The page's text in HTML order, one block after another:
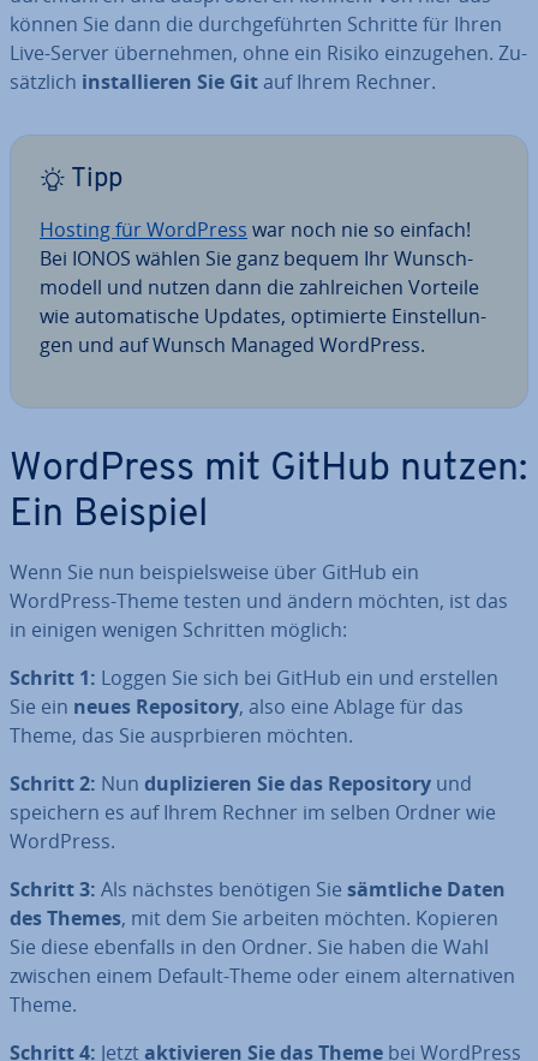
können Sie dann die durch­ge­führ­ten Schritte für Ihren
Live-Server über­neh­men, ohne ein Risiko ein­zu­ge­hen. Zu­
sätz­lich in­stal­lie­ren Sie Gitauf Ihrem Rechner.
Tipp
Hosting für WordPress war noch nie so einfach!
Bei IONOS wählen Sie ganz bequem Ihr Wunsch­
mo­dell und nutzen dann die zahl­rei­chen Vorteile
wie au­to­ma­ti­sche Updates, op­ti­mier­te Ein­stel­lun­
gen und auf Wunsch Managed WordPress.
WordPress mit GitHub nutzen:
Ein Beispiel
Wenn Sie nun bei­spiels­wei­se über GitHub ein
WordPress-Theme testen und ändern möchten, ist das
in einigen wenigen Schritten möglich:
Schritt 1: Loggen Sie sich bei GitHub ein und erstellen
Sie ein neues Re­po­si­to­ry, also eine Ablage für das
Theme, das Sie aus­prbie­ren möchten.
Schritt 2: Nun du­pli­zie­ren Sie das Re­po­si­to­ry und
speichern es auf Ihrem Rechner im selben Ordner wie
WordPress.
Schritt 3: Als nächstes benötigen Sie sämtliche Daten
des Themes, mit dem Sie arbeiten möchten. Kopieren
Sie diese ebenfalls in den Ordner. Sie haben die Wahl
zwischen einem Default-Theme oder einem al­ter­na­ti­ven
Theme.
Schritt 4: Jetztak­ti­vie­ren Sie das Theme bei WordPress